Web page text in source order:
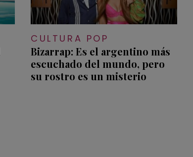
CULTURA POP
Bizarrap: Es el argentino más
escuchado del mundo, pero
su rostro es un misterio